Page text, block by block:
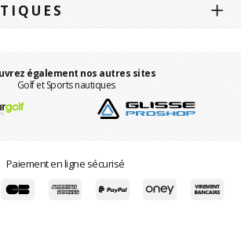
également nos autres sites
Golf et Sports nautiques
Paiement en ligne sécurisé